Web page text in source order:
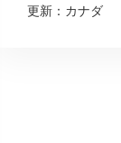
更新：カナダ